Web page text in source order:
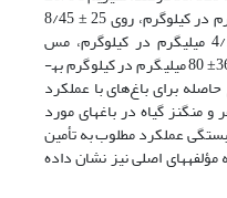
41/0 درصد، منگنز 18 ± 0/40 میلی­گرم در کیلوگرم، روی 25 ± 8/45
میلی­گرم در کیلوگرم، آهن 78± 4/199 میلی­گرم در کیلوگرم، مس
70/6± 14 میلی­گرم در کیلوگرم و بور 36± 80 میلی­گرم در کیلوگرم به­
برای باغ‌های با عملکرد
و منگنز گیاه در باغ­های مورد
عملکرد مطلوب به تأمین
اصلی نیز نشان داده